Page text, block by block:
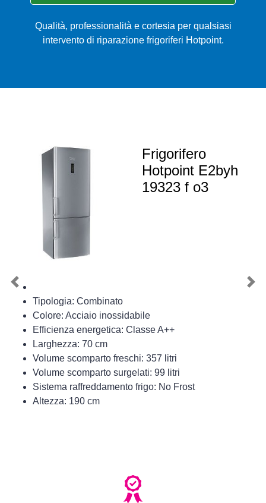
Qualità, professionalità e cortesia per qualsiasi
intervento di riparazione frigoriferi Hotpoint.
Frigorifero
Hotpoint E2byh
19323 f o3
Tipologia: Combinato
Colore: Acciaio inossidabile
Efficienza energetica: Classe A++
Larghezza: 70 cm
Volume scomparto freschi: 357 litri
Volume scomparto surgelati: 99 litri
Sistema raffreddamento frigo: No Frost
Altezza: 190 cm
Previous